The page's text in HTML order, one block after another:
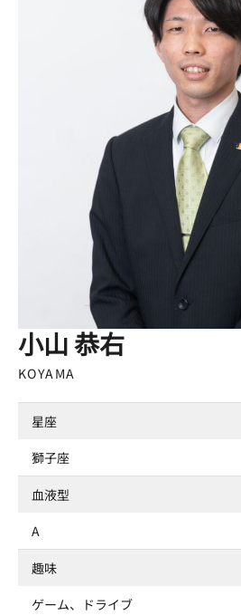
小山 恭右
KOYAMA
星座
獅子座
血液型
A
趣味
ゲーム、ドライブ